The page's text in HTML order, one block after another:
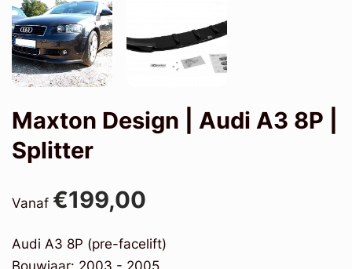
Maxton Design | Audi A3 8P |
Splitter
Vanaf €199,00
Audi A3 8P (pre-facelift)